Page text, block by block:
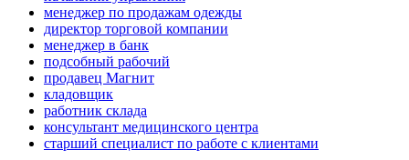
менеджер по продажам одежды
директор торговой компании
менеджер в банк
подсобный рабочий
продавец Магнит
кладовщик
работник склада
консультант медицинского центра
старший специалист по работе с клиентами